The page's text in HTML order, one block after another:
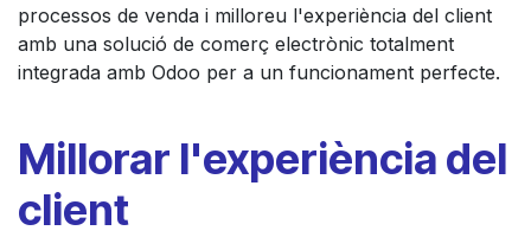
processos de venda i milloreu l'experiència del client
amb una solució de comerç electrònic totalment
integrada amb Odoo per a un funcionament perfecte.
Millorar l'experiència del
client